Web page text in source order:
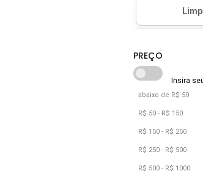
Café
Cobra
Cobre
Coral
Cáqui
Dourado
abaixo de R$ 50
R$ 50 - R$ 150
R$ 150 - R$ 250
R$ 250 - R$ 500
R$ 500 - R$ 1000